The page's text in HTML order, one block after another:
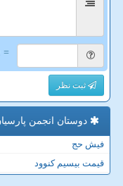
= ۹ بعلاوه ۳
ثبت نظر
دوستان انجمن
فیش حج
قیمت بیسیم کنوود